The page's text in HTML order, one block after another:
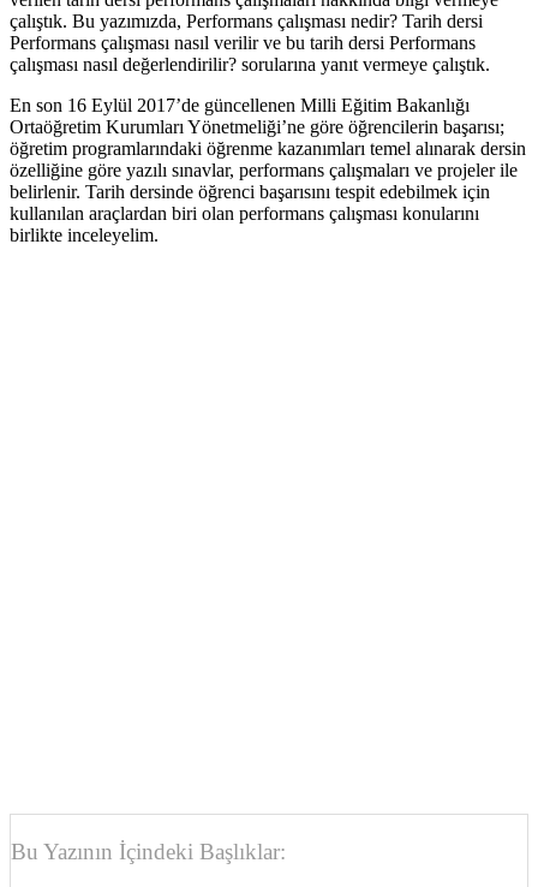
çalıştık. Bu yazımızda, Performans çalışması nedir? Tarih dersi
Performans çalışması nasıl verilir ve bu tarih dersi Performans
çalışması nasıl değerlendirilir? sorularına yanıt vermeye çalıştık.
En son 16 Eylül 2017’de güncellenen Milli Eğitim Bakanlığı
Ortaöğretim Kurumları Yönetmeliği’ne göre öğrencilerin başarısı;
öğretim programlarındaki öğrenme kazanımları temel alınarak dersin
özelliğine göre yazılı sınavlar, performans çalışmaları ve projeler ile
belirlenir. Tarih dersinde öğrenci başarısını tespit edebilmek için
kullanılan araçlardan biri olan performans çalışması konularını
birlikte inceleyelim.
Bu Yazının İçindeki Başlıklar: